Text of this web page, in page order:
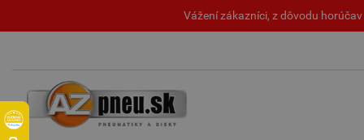
Vážení zákazníci, z dôvodu